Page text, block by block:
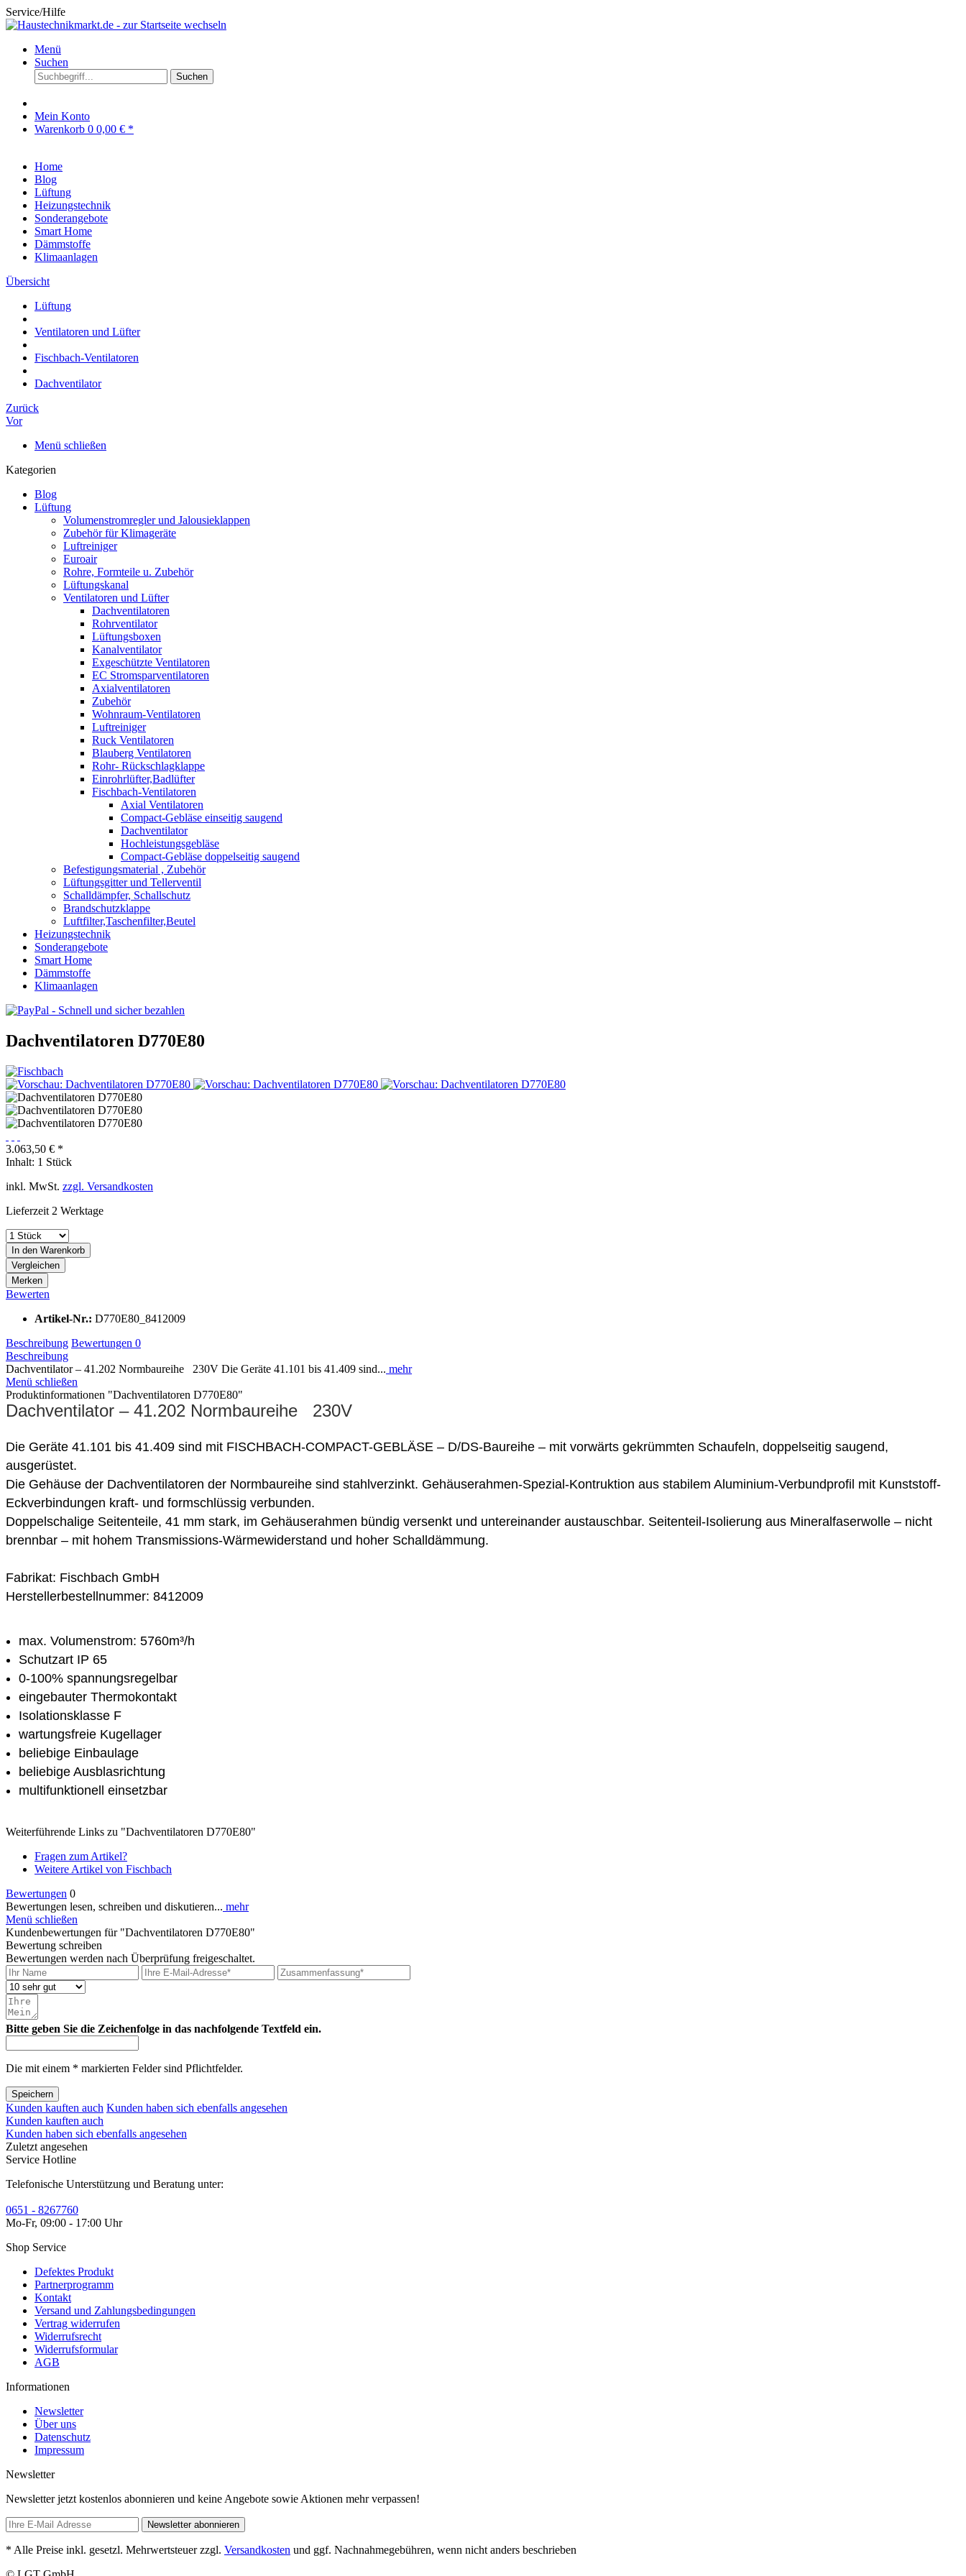
Service/Hilfe
Menü
Suchen
Suchen
Mein Konto
Warenkorb 0 0,00 € *
Home
Blog
Lüftung
Heizungstechnik
Sonderangebote
Smart Home
Dämmstoffe
Klimaanlagen
Übersicht
Lüftung
Ventilatoren und Lüfter
Fischbach-Ventilatoren
Dachventilator
Zurück
Vor
Menü schließen
Kategorien
Blog
Lüftung
Volumenstromregler und Jalousieklappen
Zubehör für Klimageräte
Luftreiniger
Euroair
Rohre, Formteile u. Zubehör
Lüftungskanal
Ventilatoren und Lüfter
Dachventilatoren
Rohrventilator
Lüftungsboxen
Kanalventilator
Exgeschützte Ventilatoren
EC Stromsparventilatoren
Axialventilatoren
Zubehör
Wohnraum-Ventilatoren
Luftreiniger
Ruck Ventilatoren
Blauberg Ventilatoren
Rohr- Rückschlagklappe
Einrohrlüfter,Badlüfter
Fischbach-Ventilatoren
Axial Ventilatoren
Compact-Gebläse einseitig saugend
Dachventilator
Hochleistungsgebläse
Compact-Gebläse doppelseitig saugend
Befestigungsmaterial , Zubehör
Lüftungsgitter und Tellerventil
Schalldämpfer, Schallschutz
Brandschutzklappe
Luftfilter,Taschenfilter,Beutel
Heizungstechnik
Sonderangebote
Smart Home
Dämmstoffe
Klimaanlagen
Dachventilatoren D770E80
3.063,50 € *
Inhalt: 1 Stück
inkl. MwSt. zzgl. Versandkosten
Lieferzeit 2 Werktage
In den Warenkorb
Vergleichen
Merken
Bewerten
Artikel-Nr.: D770E80_8412009
Beschreibung Bewertungen 0
Beschreibung
Dachventilator – 41.202 Normbaureihe 230V Die Geräte 41.101 bis 41.409 sind... mehr
Menü schließen
Produktinformationen "Dachventilatoren D770E80"
Dachventilator – 41.202 Normbaureihe 230V
Die Geräte 41.101 bis 41.409 sind mit FISCHBACH-COMPACT-GEBLÄSE – D/DS-Baureihe – mit vorwärts gekrümmten Schaufeln, doppelseitig saugend,
ausgerüstet.
Die Gehäuse der Dachventilatoren der Normbaureihe sind stahlverzinkt. Gehäuserahmen-Spezial-Kontruktion aus stabilem Aluminium-Verbundprofil mit Kunststoff-
Eckverbindungen kraft- und formschlüssig verbunden.
Doppelschalige Seitenteile, 41 mm stark, im Gehäuserahmen bündig versenkt und untereinander austauschbar. Seitenteil-Isolierung aus Mineralfaserwolle – nicht
brennbar – mit hohem Transmissions-Wärmewiderstand und hoher Schalldämmung.
Fabrikat: Fischbach GmbH
Herstellerbestellnummer: 8412009
max. Volumenstrom: 5760m³/h
Schutzart IP 65
0-100% spannungsregelbar
eingebauter Thermokontakt
Isolationsklasse F
wartungsfreie Kugellager
beliebige Einbaulage
beliebige Ausblasrichtung
multifunktionell einsetzbar
Weiterführende Links zu "Dachventilatoren D770E80"
Fragen zum Artikel?
Weitere Artikel von Fischbach
Bewertungen 0
Bewertungen lesen, schreiben und diskutieren... mehr
Menü schließen
Kundenbewertungen für "Dachventilatoren D770E80"
Bewertung schreiben
Bewertungen werden nach Überprüfung freigeschaltet.
Bitte geben Sie die Zeichenfolge in das nachfolgende Textfeld ein.
Die mit einem * markierten Felder sind Pflichtfelder.
Speichern
Kunden kauften auch Kunden haben sich ebenfalls angesehen
Kunden kauften auch
Kunden haben sich ebenfalls angesehen
Zuletzt angesehen
Service Hotline
Telefonische Unterstützung und Beratung unter:
0651 - 8267760
Mo-Fr, 09:00 - 17:00 Uhr
Shop Service
Defektes Produkt
Partnerprogramm
Kontakt
Versand und Zahlungsbedingungen
Vertrag widerrufen
Widerrufsrecht
Widerrufsformular
AGB
Informationen
Newsletter
Über uns
Datenschutz
Impressum
Newsletter
Newsletter jetzt kostenlos abonnieren und keine Angebote sowie Aktionen mehr verpassen!
Newsletter abonnieren
* Alle Preise inkl. gesetzl. Mehrwertsteuer zzgl. Versandkosten und ggf. Nachnahmegebühren, wenn nicht anders beschrieben